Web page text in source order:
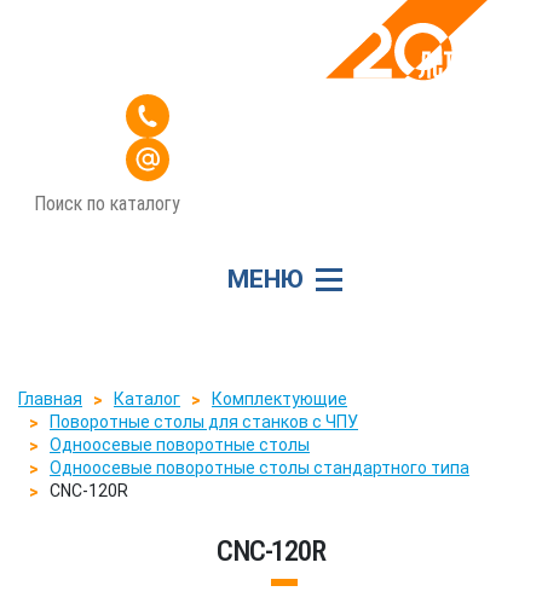
МЕНЮ
Главная Каталог
Комплектующие
Поворотные столы для станков с ЧПУ
Одноосевые поворотные столы
Одноосевые поворотные столы стандартного типа
CNC-120R
CNC-120R